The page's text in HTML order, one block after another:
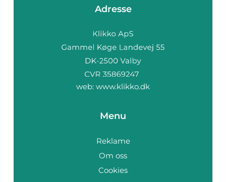
Adresse
web: www.klikko.dk
Menu
Reklame
Om oss
Cookies